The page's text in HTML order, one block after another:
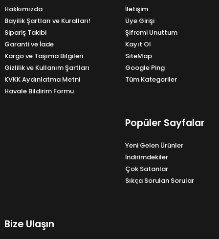
Hakkımızda
Bayilik Şartları ve Kuralları!
Sipariş Takibi
Garanti ve İade
Kargo ve Taşıma Bilgileri
Gizlilik ve Kullanım Şartları
KVKK Aydınlatma Metni
Havale Bildirim Formu
İletişim
Üye Girişi
Şifremi Unuttum
Kayıt Ol
SiteMap
Google Ping
Tüm Kategoriler
Popüler Sayfalar
Yeni Gelen Ürünler
İndirimdekiler
Çok Satanlar
Sıkça Sorulan Sorular
Bize Ulaşın